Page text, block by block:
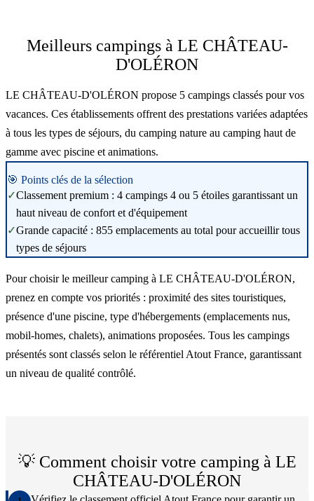
Meilleurs campings à LE CHÂTEAU-
D'OLÉRON
LE CHÂTEAU-D'OLÉRON propose 5 campings classés pour vos
vacances. Ces établissements offrent des prestations variées adaptées
à tous les types de séjours, du camping nature au camping haut de
gamme avec piscine et animations.
🎯 Points clés de la sélection
✓Classement premium : 4 campings 4 ou 5 étoiles garantissant un
haut niveau de confort et d'équipement
✓Grande capacité : 855 emplacements au total pour accueillir tous
types de séjours
Pour choisir le meilleur camping à LE CHÂTEAU-D'OLÉRON,
prenez en compte vos priorités : proximité des sites touristiques,
présence d'une piscine, type d'hébergements (emplacements nus,
mobil-homes, chalets), animations proposées. Tous les campings
présentés sont classés selon le référentiel Atout France, garantissant
un niveau de qualité contrôlé.
💡 Comment choisir votre camping à LE
CHÂTEAU-D'OLÉRON